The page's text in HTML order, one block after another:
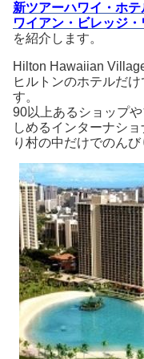
新ツアーハワイ・ホ
ワイアン・ビレッジ
を紹介します。
Hilton Hawaiian
ヒルトンのホテルだ
す。
90以上あるショップ
しめるインターナシ
り村の中だけでのん